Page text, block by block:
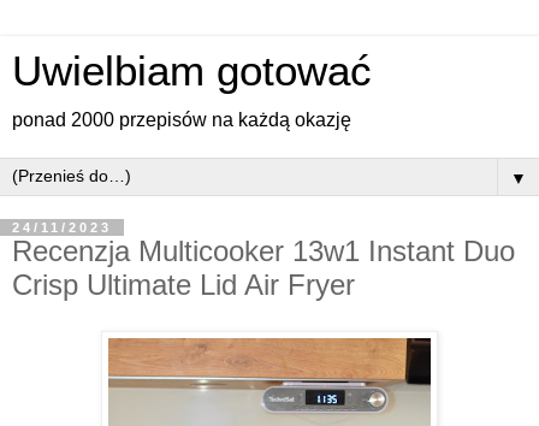
Uwielbiam gotować
ponad 2000 przepisów na każdą okazję
▼
24/11/2023
Recenzja Multicooker 13w1 Instant Duo
Crisp Ultimate Lid Air Fryer